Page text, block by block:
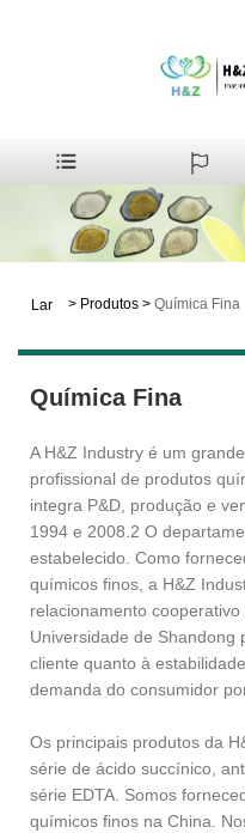
Lar > Produtos > Química Fina
Química Fina
A H&Z Industry é um
profissional de produtos
integra P&D, produção e
1994 e 2008.2 O
estabelecido. Como
químicos finos, a H&Z
relacionamento
Universidade de Shandong
cliente quanto à
demanda do consumidor
Os principais produtos da
série de ácido succínico,
série EDTA. Somos
químicos finos na China.